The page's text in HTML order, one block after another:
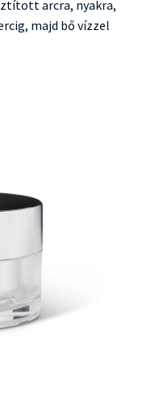
arcra, nyakra,
majd bő vízzel